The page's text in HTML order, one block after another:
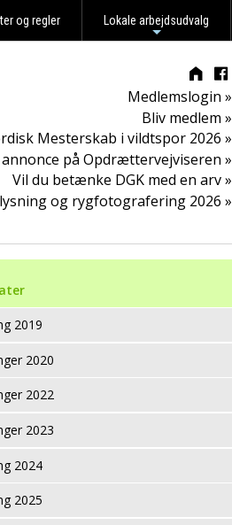
og regler Lokale arbejdsudvalg
Medlemslogin »
Bliv medlem »
Mesterskab i vildtspor 2026 »
på Opdrættervejviseren »
Vil du betænke DGK med en arv »
og rygfotografering 2026 »
2019
2020
2022
2023
2024
2025